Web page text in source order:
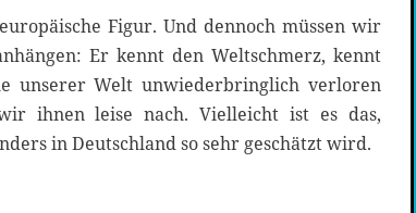
Figur. Und dennoch müssen wir
Er kennt den Weltschmerz, kennt
unserer Welt unwiederbringlich verloren
ihnen leise nach. Vielleicht ist es das,
in Deutschland so sehr geschätzt wird.